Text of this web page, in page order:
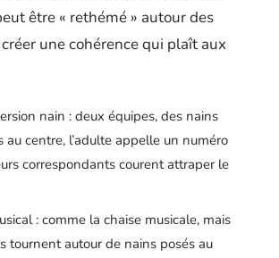
être « rethémé » autour des
une cohérence qui plaît aux
nain : deux équipes, des nains
au centre, l’adulte appelle un numéro
correspondants courent attraper le
: comme la chaise musicale, mais
tournent autour de nains posés au